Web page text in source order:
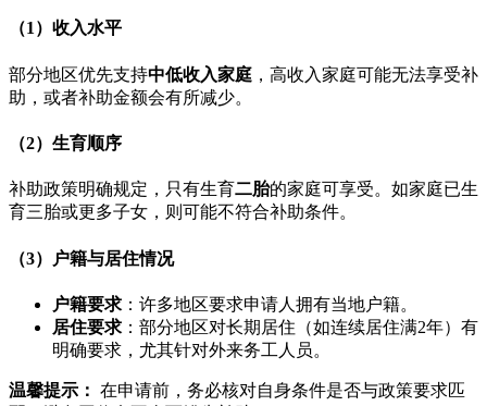
（1）收入水平
部分地区优先支持中低收入家庭 ，高收入家庭可能无法享受补
助，或者补助金额会有所减少。
（2）生育顺序
补助政策明确规定，只有生育二胎的家庭可享受。如家庭已生
育三胎或更多子女，则可能不符合补助条件。
（3）户籍与居住情况
户籍要求 ：许多地区要求申请人拥有当地户籍。
居住要求 ：部分地区对长期居住（如连续居住满2年）有
明确要求，尤其针对外来务工人员。
温馨提示： 在申请前，务必核对自身条件是否与政策要求匹